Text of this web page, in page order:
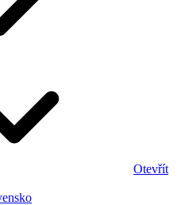
Otevřít